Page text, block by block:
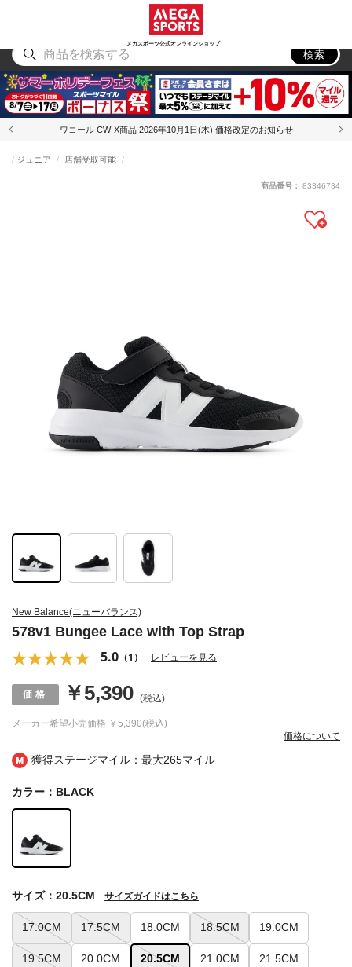
メガスポーツ公式オンラインショップ
アウトドア
検索
ワコール CW-X商品 2026年10月1日(木) 価格改定のお知らせ
獲得ステージマイル：最大265マイル
New Balance(ニューバランス)
578v1 Bungee Lace with Top Strap
5.0 （1） レビューを見る
ジュニア 店舗受取可能
メーカー希望小売価格 ￥5,390(税込)
￥5,390 (税込)
価格について
商品番号： 83346734
カラー：BLACK
17.0CM 17.5CM 18.0CM 18.5CM 19.0CM
19.5CM 20.0CM 20.5CM 21.0CM 21.5CM
サイズ：20.5CM サイズガイドはこちら